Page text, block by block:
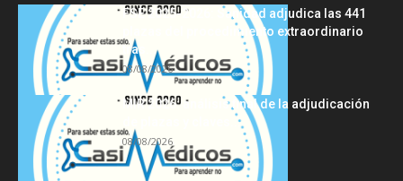
FSE 2025-2026: Sanidad adjudica las 441
plazas del procedimiento extraordinario
tras...
08/08/2026
MIR 2026: análisis final de la adjudicación
de plazas y claves...
08/08/2026